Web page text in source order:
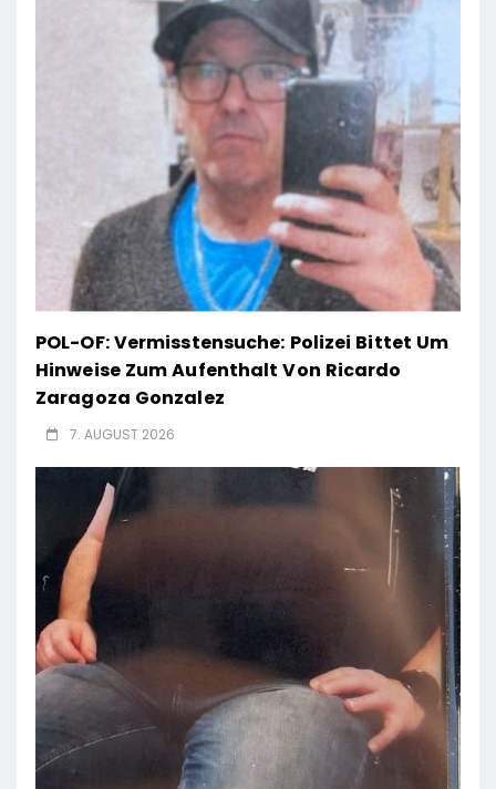
POL-OF: Vermisstensuche: Polizei Bittet Um
Hinweise Zum Aufenthalt Von Ricardo
Zaragoza Gonzalez
7. AUGUST 2026